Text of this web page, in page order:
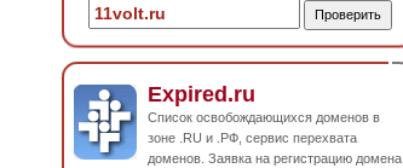
Expired.ru
Список освобождающихся доменов в
зоне .RU и .РФ, сервис перехвата
доменов. Заявка на регистрацию домена